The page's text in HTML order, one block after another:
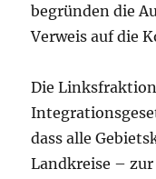
begründen die
Verweis auf die
Die
dass alle
Landkreise –